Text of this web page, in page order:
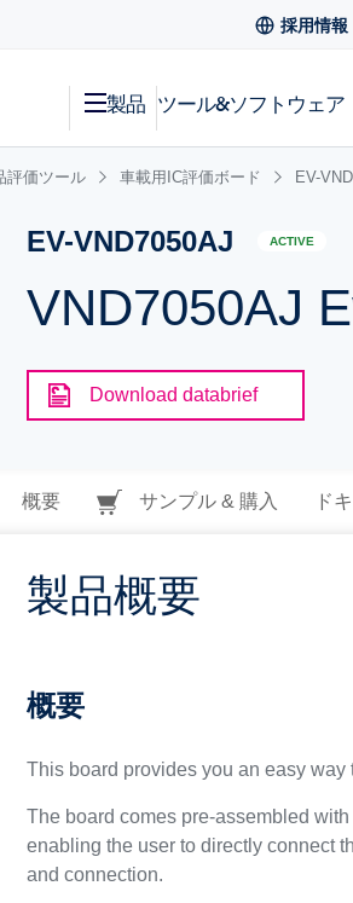
採用情報
製品 ツール&ソフトウェア
評価ツール 車載用IC評価ボード EV-
EV-VND7050AJ ACTIVE
VND7050AJ
Download databrief
概要 サンプル & 購入 ド
製品概要
概要
This board provides you an easy
The board comes pre-assembled
enabling the user to directly connect
and connection.